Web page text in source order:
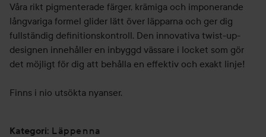
Våra rikt pigmenterade färger, krämiga och imponerande
långvariga formel glider lätt över läpparna och ger dig
fullständig definitionskontroll. Den innovativa twist-up-
designen innehåller en inbyggd vässare i locket som gör
det möjligt för dig att behålla en effektiv och exakt linje!
Finns i nio utsökta nyanser.
Kategori: Läppenna